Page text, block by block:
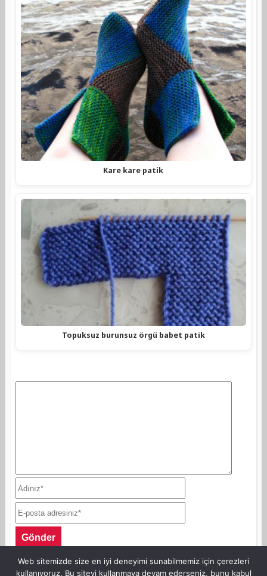
Kare kare patik
Topuksuz burunsuz örgü babet patik
Web sitemizde size en iyi deneyimi sunabilmemiz için çerezleri
kullanıyoruz. Bu siteyi kullanmaya devam ederseniz, bunu kabul